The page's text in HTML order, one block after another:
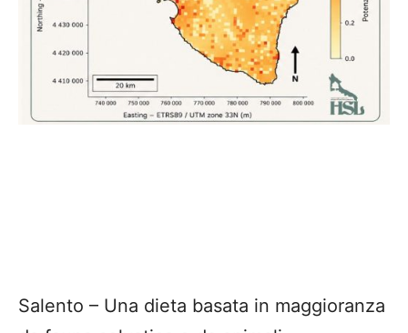
Salento – Una dieta basata in maggioranza